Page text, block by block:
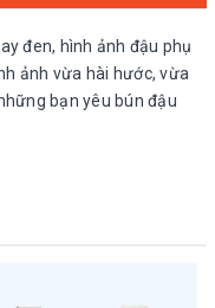
đen, hình ảnh đậu phụ
ảnh vừa hài hước, vừa
bạn yêu bún đậu